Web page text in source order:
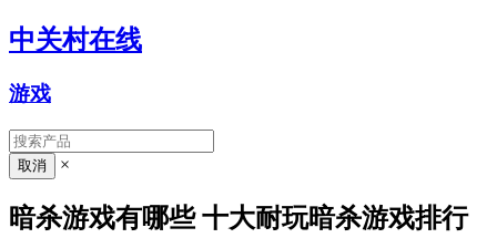
中关村在线
游戏
×
暗杀游戏有哪些 十大耐玩暗杀游戏排行